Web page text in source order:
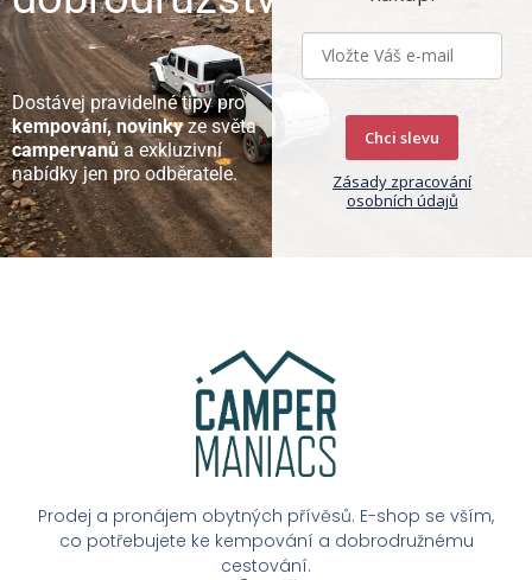
Dostávej pravidelné tipy pro
kempování, novinkyze světa
campervanůa exkluzivní
nabídky jen pro odběratele.
Chci slevu
Zásady zpracování
osobních údajů
Prodej a pronájem obytných přívěsů. E-shop se vším,
co potřebujete ke kempování a dobrodružnému
cestování.